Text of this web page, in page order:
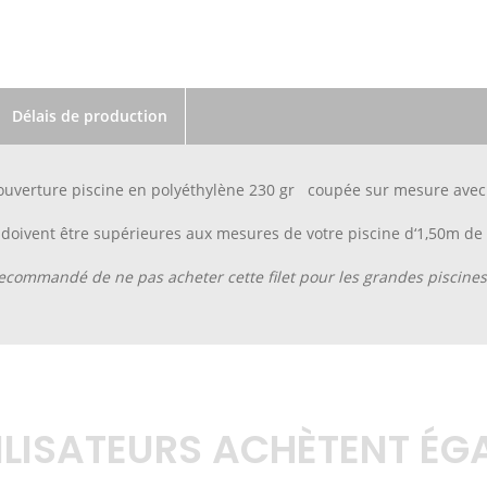
Délais de production
piscine en polyéthylène 230 gr coupée sur mesure
être supérieures aux mesures de votre piscine d‘1,50m
de ne pas acheter cette filet pour les grandes
ACHÈTENT